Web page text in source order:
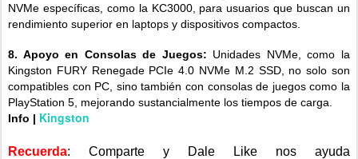
NVMe específicas, como la KC3000, para usuarios que buscan un
rendimiento superior en laptops y dispositivos compactos.
8. Apoyo en Consolas de Juegos: Unidades NVMe, como la
Kingston FURY Renegade PCIe 4.0 NVMe M.2 SSD, no solo son
compatibles con PC, sino también con consolas de juegos como la
PlayStation 5, mejorando sustancialmente los tiempos de carga.
Info | Kingston
Recuerda: Comparte y Dale Like nos ayuda